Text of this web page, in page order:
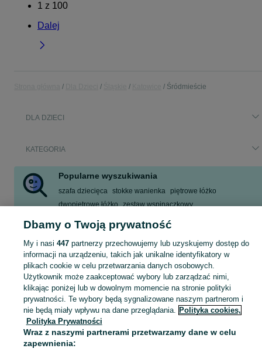
1 z 100
Dalej
Śródmieście
DLA DZIECI
KATEGORIA
Popularne wyszukiwania
szafa dziecięca stokke wanienka
piętrowe łóżko
dwopiętrowe łóżko zestaw wspinaczkowy
Zakupy dla Twojej pociechy mogą być dziecinnie proste! Znajdź to, czego potrzebujesz w kategorii Dla Dzieci na OLX - Katowice i okolice!
Mapa kategorii
Mapa miejscowości
Mapa ministron
Popularne wyszukiwania
Dbamy o Twoją prywatność
My i nasi 447partnerzy przechowujemy lub uzyskujemy dostęp do
informacji na urządzeniu, takich jak unikalne identyfikatory w
plikach cookie w celu przetwarzania danych osobowych.
Użytkownik może zaakceptować wybory lub zarządzać nimi,
klikając poniżej lub w dowolnym momencie na stronie polityki
prywatności. Te wybory będą sygnalizowane naszym partnerom i
nie będą miały wpływu na dane przeglądania. Polityka cookies,
Polityka Prywatności
Wraz z naszymi partnerami przetwarzamy dane w celu
zapewnienia: